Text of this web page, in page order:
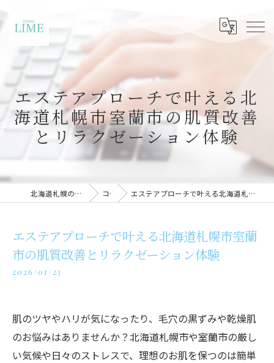
エステアプローチで叶える北
海道札幌市室蘭市の肌質改善
とリラクゼーション体験
北海道札幌のエステならLIME札幌 コラム エステアプローチで叶える北海道札幌市室蘭市の肌質改善とリラクゼーション体験
エステアプローチで叶える北海道札幌市室蘭
市の肌質改善とリラクゼーション体験
2026/01/23
肌のツヤやハリが気になったり、毛穴の黒ずみや乾燥肌
のお悩みはありませんか？北海道札幌市や室蘭市の厳し
い気候や日々のストレスで、理想のお肌を保つのは簡単